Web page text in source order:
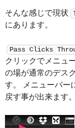
そんな感じで現状
にあります。
Pass Clicks
クリックでメニュ
の場が通常のデス
す。 メニューバー
戻す事が出来ます。